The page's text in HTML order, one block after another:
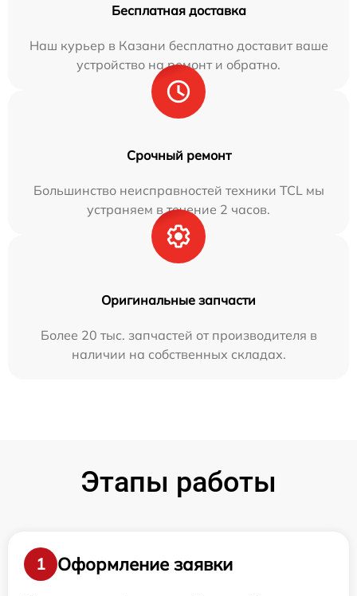
Бесплатная доставка
Наш курьер в Казани бесплатно доставит ваше
устройство на ремонт и обратно.
Срочный ремонт
Большинство неисправностей техники TCL мы
устраняем в течение 2 часов.
Оригинальные запчасти
Более 20 тыс. запчастей от производителя в
наличии на собственных складах.
Этапы работы
1
Оформление заявки